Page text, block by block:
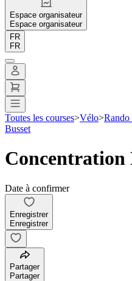
Espace organisateur
Espace organisateur
FR
FR
Toutes les courses>Vélo>Rando
Busset
Concentration
Date à confirmer
Enregistrer
Enregistrer
Partager
Partager